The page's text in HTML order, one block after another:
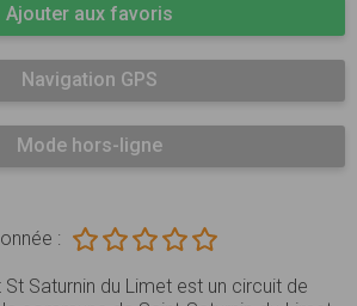
Ajouter aux favoris
Navigation GPS
Mode hors-ligne
:
Saturnin du Limet est un circuit de